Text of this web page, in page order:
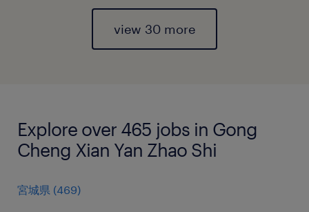
view 30 more
Explore over 465 jobs in Gong
Cheng Xian Yan Zhao Shi
宮城県 (469)